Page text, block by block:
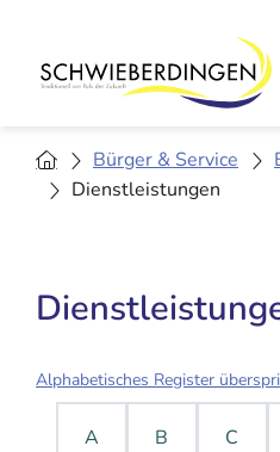
Bürger & Service
Dienstleistungen
Alphabetisches Register
A B C